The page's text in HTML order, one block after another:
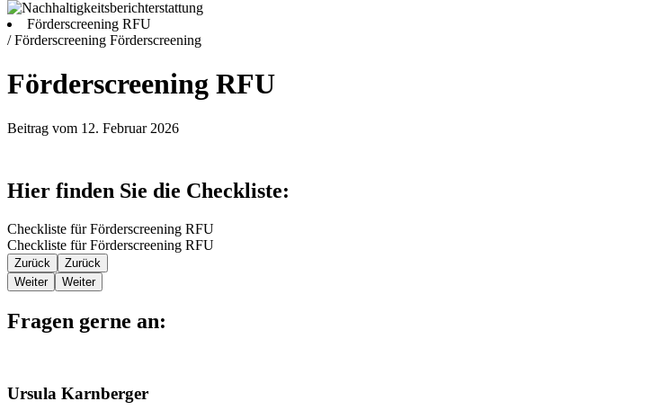
Förderscreening RFU
/ Förderscreening Förderscreening
Förderscreening RFU
Beitrag vom 12. Februar 2026
Hier finden Sie die Checkliste:
Checkliste für Förderscreening RFU
Checkliste für Förderscreening RFU
Zurück
Zurück
Weiter
Weiter
Fragen gerne an:
Ursula Karnberger